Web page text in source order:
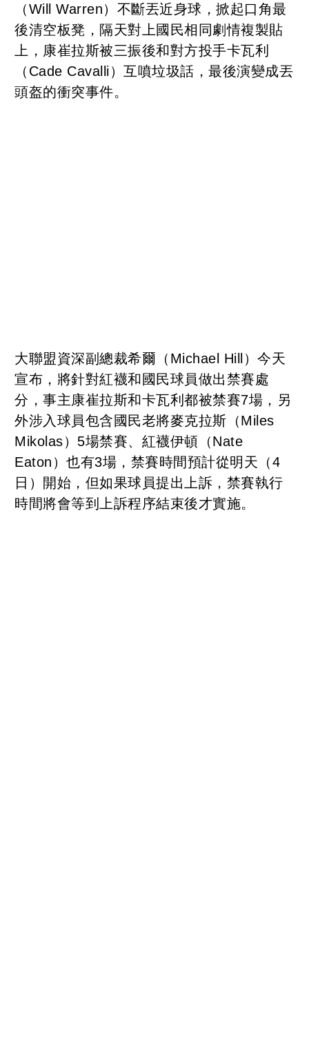
（Will Warren）不斷丟近身球，掀起口角最
後清空板凳，隔天對上國民相同劇情複製貼
上，康崔拉斯被三振後和對方投手卡瓦利
（Cade Cavalli）互噴垃圾話，最後演變成丟
頭盔的衝突事件。
大聯盟資深副總裁希爾（Michael Hill）今天
宣布，將針對紅襪和國民球員做出禁賽處
分，事主康崔拉斯和卡瓦利都被禁賽7場，另
外涉入球員包含國民老將麥克拉斯（Miles
Mikolas）5場禁賽、紅襪伊頓（Nate
Eaton）也有3場，禁賽時間預計從明天（4
日）開始，但如果球員提出上訴，禁賽執行
時間將會等到上訴程序結束後才實施。